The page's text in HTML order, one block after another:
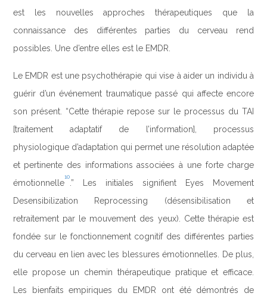
est les nouvelles approches thérapeutiques que la
connaissance des différentes parties du cerveau rend
possibles. Une d’entre elles est le EMDR.
Le EMDR est une psychothérapie qui vise à aider un individu à
guérir d’un événement traumatique passé qui affecte encore
son présent. “Cette thérapie repose sur le processus du TAI
[traitement adaptatif de l’information], processus
physiologique d’adaptation qui permet une résolution adaptée
et pertinente des informations associées à une forte charge
émotionnelle
10
.” Les initiales signifient Eyes Movement
Desensibilization Reprocessing (désensibilisation et
retraitement par le mouvement des yeux). Cette thérapie est
fondée sur le fonctionnement cognitif des différentes parties
du cerveau en lien avec les blessures émotionnelles. De plus,
elle propose un chemin thérapeutique pratique et efficace.
Les bienfaits empiriques du EMDR ont été démontrés de